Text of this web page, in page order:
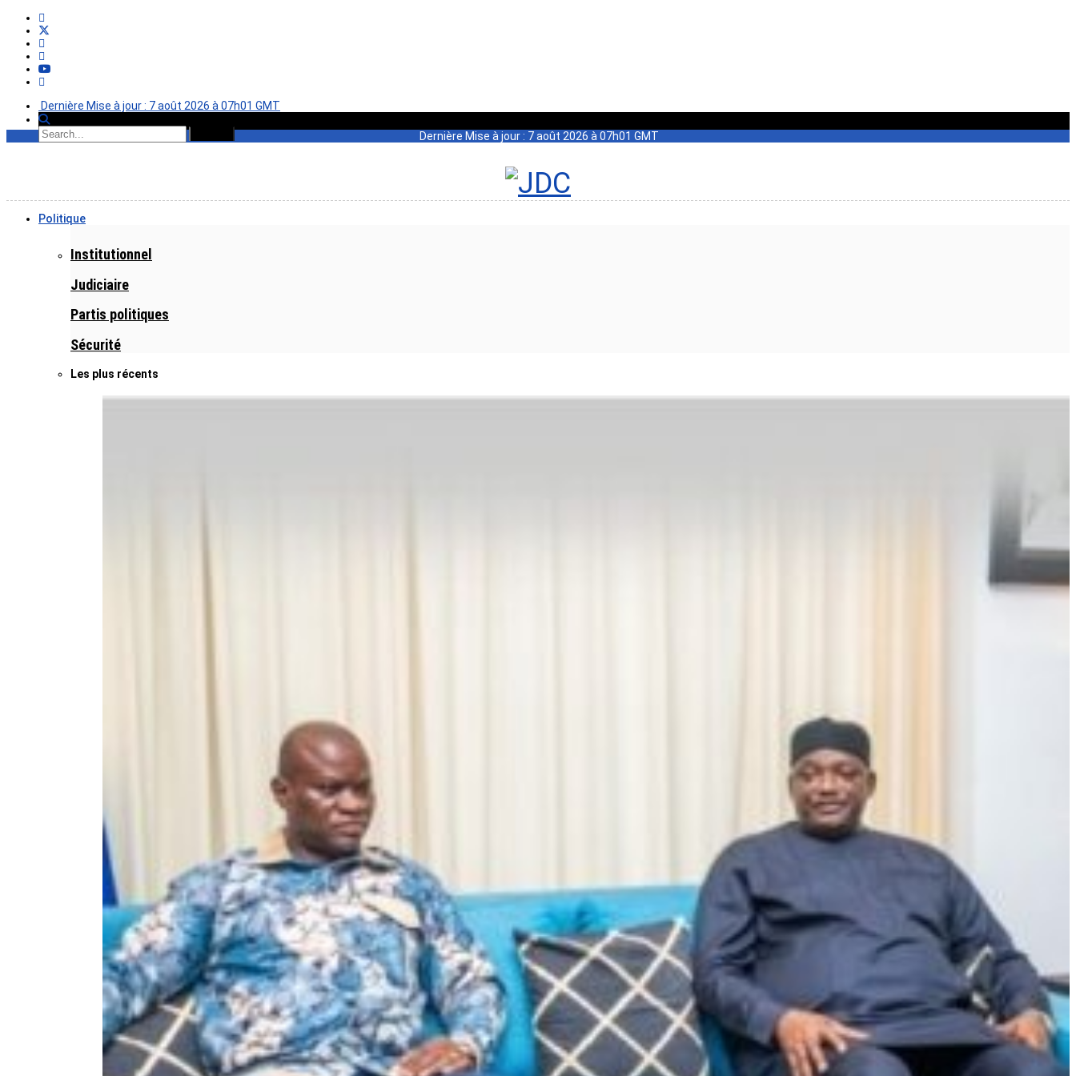
Dernière Mise à jour : 7 août 2026 à 07h01 GMT
Dernière Mise à jour : 7 août 2026 à 07h01 GMT
Politique
Institutionnel
Judiciaire
Partis politiques
Sécurité
Les plus récents